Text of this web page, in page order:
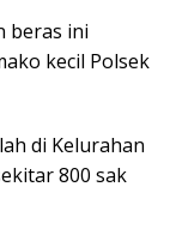
beras ini
kecil Polsek
di Kelurahan
800 sak